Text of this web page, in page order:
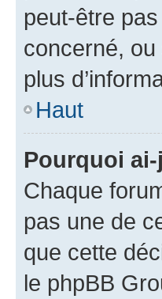
peut-être
concerné,
plus
Haut
Pourquoi
Chaque
pas une de
que cette
le phpBB